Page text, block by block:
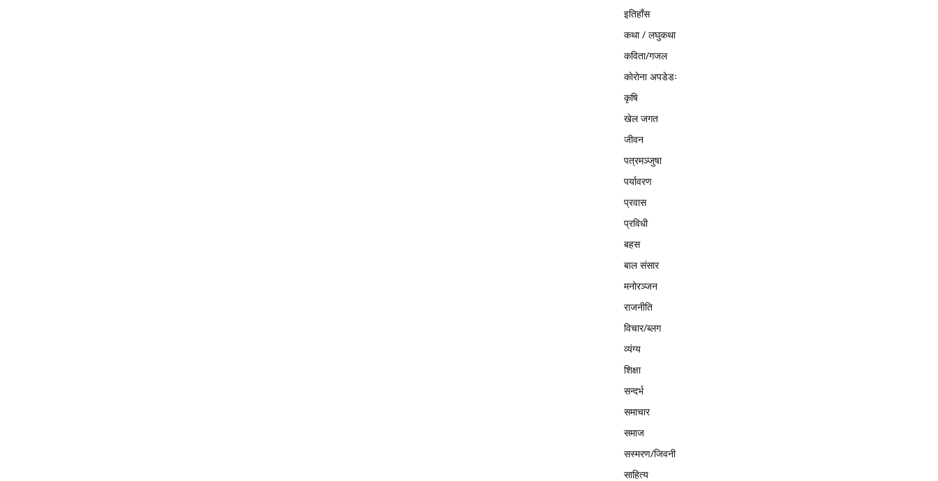
इतिहाँस
कथा / लघुकथा
कविता/गजल
काेराेना अपडेडः
कृषि
खेल जगत
जीवन
पत्रमञ्जुषा
पर्यावरण
प्रवास
प्रविधी
बहस
बाल संसार
मनोरञ्जन
राजनीति
विचार/ब्लग
व्यंग्य
शिक्षा
सन्दर्भ
समाचार
समाज
सस्मरण/जिवनी
साहित्य